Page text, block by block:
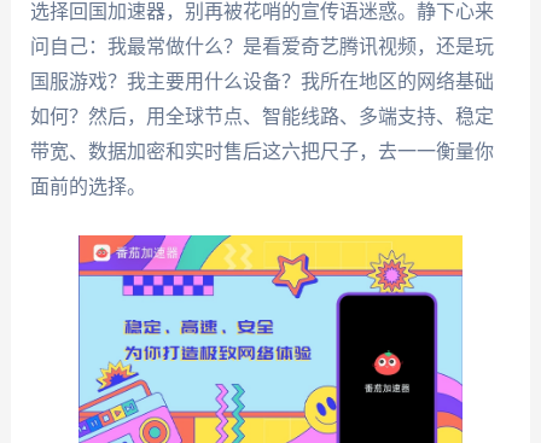
选择回国加速器，别再被花哨的宣传语迷惑。静下心来
问自己：我最常做什么？是看爱奇艺腾讯视频，还是玩
国服游戏？我主要用什么设备？我所在地区的网络基础
如何？然后，用全球节点、智能线路、多端支持、稳定
带宽、数据加密和实时售后这六把尺子，去一一衡量你
面前的选择。